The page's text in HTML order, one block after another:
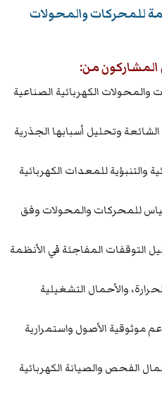
للمحركات والمحولات
المشاركون من:
الكهربائية الصناعية
وتحليل أسبابها الجذرية
والتنبؤية للمعدات الكهربائية
للمحركات والمحولات وفق
التوقفات المفاجئة في الأنظمة
والأحمال التشغيلية
موثوقية الأصول واستمرارية
الفحص والصيانة الكهربائية